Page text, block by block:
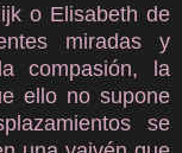
o Elisabeth de
miradas y
compasión, la
ello no supone
se